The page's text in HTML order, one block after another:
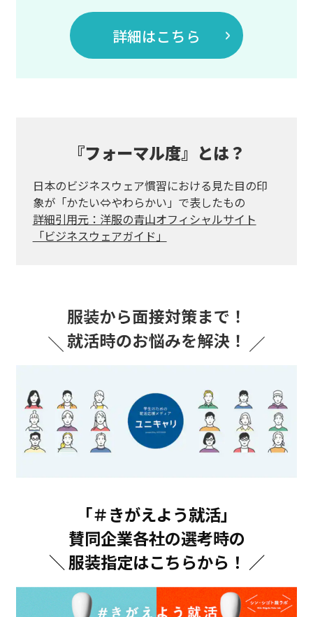
詳細はこちら
『フォーマル度』とは？
日本のビジネスウェア慣習における見た目の印
象が「かたい⇔やわらかい」で表したもの
詳細引用元：洋服の青山オフィシャルサイト
「ビジネスウェアガイド」
「＃きがえよう就活」
賛同企業各社の選考時の
＼ 服装指定はこちらから！ ／